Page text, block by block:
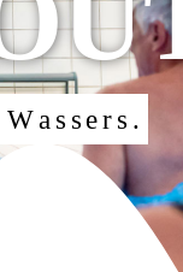
Wa s s er s .